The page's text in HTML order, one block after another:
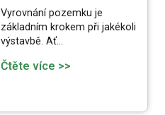
Vyrovnání pozemku je
základním krokem při jakékoli
výstavbě. Ať…
Čtěte více >>